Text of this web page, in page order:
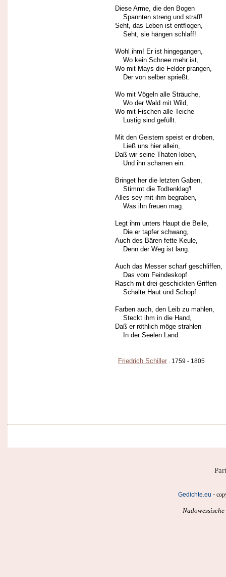
Diese Arme, die den Bogen
Spannten streng und straff!
Seht, das Leben ist entflogen,
Seht, sie hängen schlaff!
Wohl ihm! Er ist hingegangen,
Wo kein Schnee mehr ist,
Wo mit Mays die Felder prangen,
Der von selber sprießt.
Wo mit Vögeln alle Sträuche,
Wo der Wald mit Wild,
Wo mit Fischen alle Teiche
Lustig sind gefüllt.
Mit den Geistern speist er droben,
Ließ uns hier allein,
Daß wir seine Thaten loben,
Und ihn scharren ein.
Bringet her die letzten Gaben,
Stimmt die Todtenklag'!
Alles sey mit ihm begraben,
Was ihn freuen mag.
Legt ihm unters Haupt die Beile,
Die er tapfer schwang,
Auch des Bären fette Keule,
Denn der Weg ist lang.
Auch das Messer scharf geschliffen,
Das vom Feindeskopf
Rasch mit drei geschickten Griffen
Schälte Haut und Schopf.
Farben auch, den Leib zu mahlen,
Steckt ihm in die Hand,
Daß er röthlich möge strahlen
In der Seelen Land.
Friedrich Schiller . 1759 - 1805
Gedichte.eu -